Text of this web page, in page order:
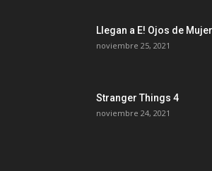
Llegan a E! Ojos de Mujer
noviembre 25, 2021
Stranger Things 4
noviembre 24, 2021